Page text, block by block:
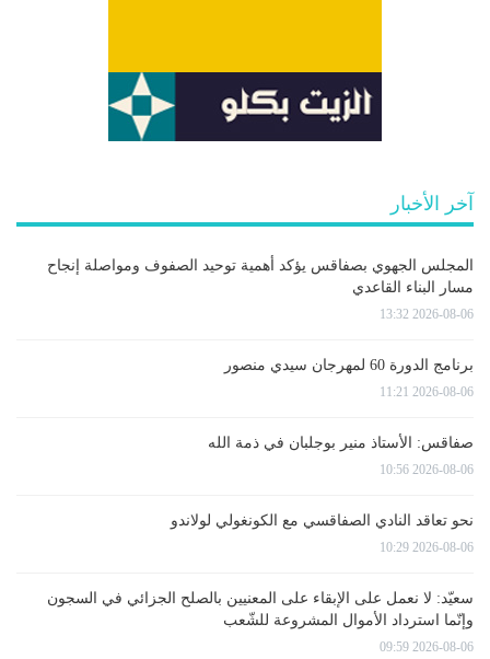
آخر الأخبار
المجلس الجهوي بصفاقس يؤكد أهمية توحيد الصفوف ومواصلة إنجاح
مسار البناء القاعدي
2026-08-06 13:32
برنامج الدورة 60 لمهرجان سيدي منصور
2026-08-06 11:21
صفاقس: الأستاذ منير بوجلبان في ذمة الله
2026-08-06 10:56
نحو تعاقد النادي الصفاقسي مع الكونغولي لولاندو
2026-08-06 10:29
سعيّد: لا نعمل على الإبقاء على المعنيين بالصلح الجزائي في السجون
وإنّما استرداد الأموال المشروعة للشّعب
2026-08-06 09:59